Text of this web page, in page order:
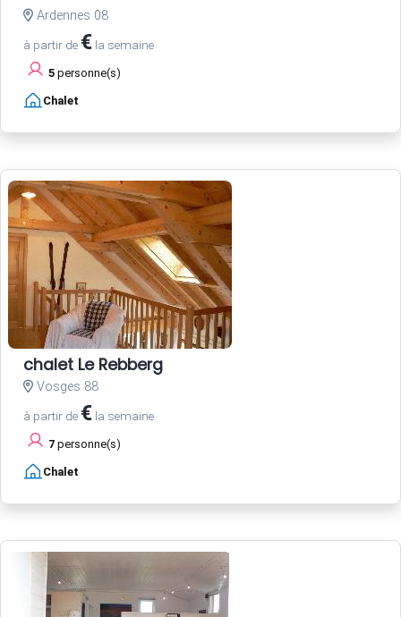
Ardennes 08
à partir de € la semaine
5 personne(s)
Chalet
chalet Le Rebberg
Vosges 88
à partir de € la semaine
7 personne(s)
Chalet